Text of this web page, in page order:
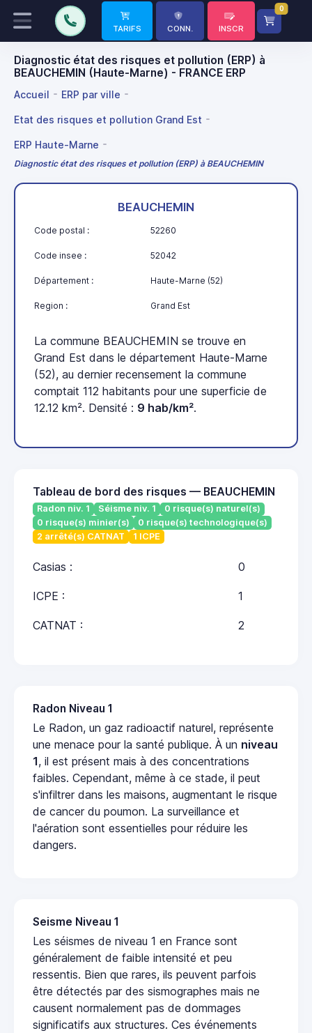
TARIFS CONN. INSCR
0
Diagnostic état des risques et pollution (ERP) à
BEAUCHEMIN (Haute-Marne) - FRANCE ERP
Accueil ERP par ville
Etat des risques et pollution Grand Est
ERP Haute-Marne
Diagnostic état des risques et pollution (ERP) à BEAUCHEMIN
BEAUCHEMIN
Code postal : 52260
Code insee : 52042
Département : Haute-Marne (52)
Region : Grand Est
La commune BEAUCHEMIN se trouve en
Grand Est dans le département Haute-Marne
(52), au dernier recensement la commune
comptait 112 habitants pour une superficie de
12.12 km². Densité : 9 hab/km².
Tableau de bord des risques — BEAUCHEMIN
Radon niv. 1 Séisme niv. 1
0 risque(s) naturel(s)
0 risque(s) minier(s)
0 risque(s) technologique(s)
2 arrêté(s) CATNAT
1 ICPE
Casias : 0
ICPE : 1
CATNAT : 2
Radon Niveau 1
Le Radon, un gaz radioactif naturel, représente
une menace pour la santé publique. À un niveau
1, il est présent mais à des concentrations
faibles. Cependant, même à ce stade, il peut
s'infiltrer dans les maisons, augmentant le risque
de cancer du poumon. La surveillance et
l'aération sont essentielles pour réduire les
dangers.
Seisme Niveau 1
Les séismes de niveau 1 en France sont
généralement de faible intensité et peu
ressentis. Bien que rares, ils peuvent parfois
être détectés par des sismographes mais ne
causent normalement pas de dommages
significatifs aux structures. Ces événements